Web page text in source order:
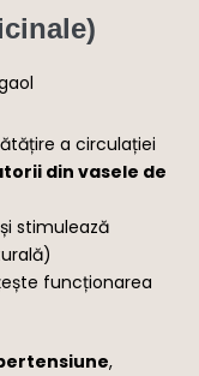
a circulației
din vasele de
stimulează
funcționarea
,